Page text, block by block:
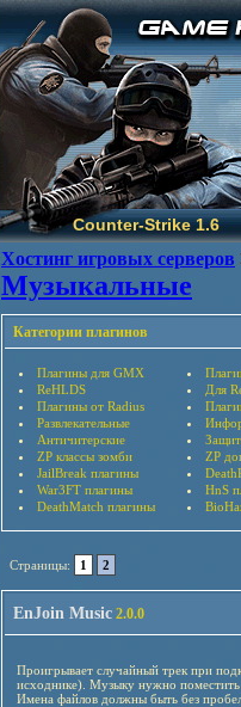
Counter-Strike 1.6
Хостинг игровых серверов
Музыкальные
Категории плагинов
Плагины для GMX
ReHLDS
Для
Плагины от Radius
Развлекательные
Античитерские
ZP классы зомби
ZP
JailBreak плагины
War3FT плагины
HnS
DeathMatch плагины
Страницы: 1 2
EnJoin Music 2.0.0
Проигрывает случайный трек при
исходнике). Музыку нужно поместить
Имена файлов должны быть без